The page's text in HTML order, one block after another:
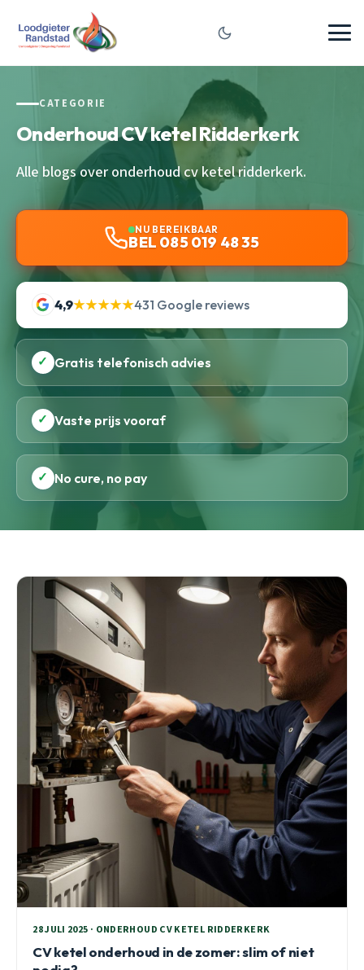
CATEGORIE
Onderhoud CV ketel Ridderkerk
Alle blogs over onderhoud cv ketel ridderkerk.
NU BEREIKBAAR
BEL 085 019 48 35
4,9★★★★★431 Google reviews
✓ Gratis telefonisch advies
✓ Vaste prijs vooraf
✓ No cure, no pay
28 JULI 2025 · ONDERHOUD CV KETEL RIDDERKERK
CV ketel onderhoud in de zomer: slim of niet